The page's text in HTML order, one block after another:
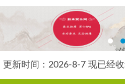
更新时间：2026-8-7 现已经